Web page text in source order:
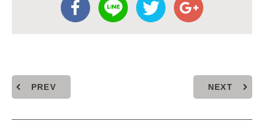
PREV NEXT